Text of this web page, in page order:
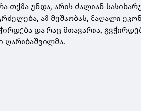
თქმა უნდა, არის ძალიან
ამ მუშაობას, მაღალი
და რაც მთავარია,
ღარიბაშვილმა.